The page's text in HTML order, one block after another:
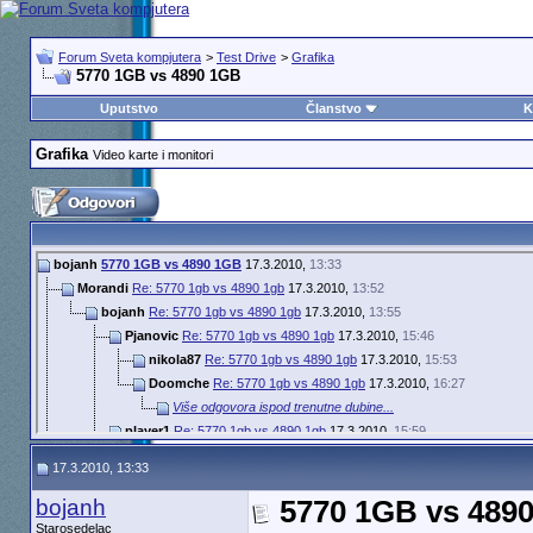
Forum Sveta kompjutera > Test Drive > Grafika
5770 1GB vs 4890 1GB
Uputstvo Članstvo
Grafika Video karte i monitori
bojanh 5770 1GB vs 4890 1GB17.3.2010, 13:33
Morandi Re: 5770 1gb vs 4890 1gb17.3.2010, 13:52
bojanh Re: 5770 1gb vs 4890 1gb17.3.2010, 13:55
Pjanovic Re: 5770 1gb vs 4890 1gb17.3.2010, 15:46
nikola87 Re: 5770 1gb vs 4890 1gb17.3.2010, 15:53
Doomche Re: 5770 1gb vs 4890 1gb17.3.2010, 16:27
Više odgovora ispod trenutne dubine...
player1 Re: 5770 1gb vs 4890 1gb17.3.2010, 15:59
Doomche
ognjen_ogi
Re: 5770 1GB vs 4890 1GB19.3.2010,18:03
Asmodeus
Re: 5770 1GB vs 4890 1GB19.3.2010,18:46
17.3.2010, 13:33
bojanh
Starosedelac
5770 1GB vs